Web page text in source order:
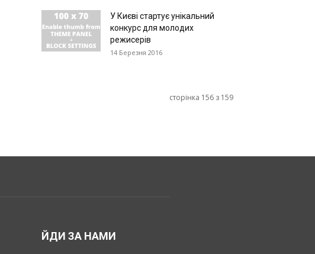
У Києві стартує унікальний
конкурс для молодих
режисерів
14 Березня 2016
сторінка 156 з 159
ЙДИ ЗА НАМИ